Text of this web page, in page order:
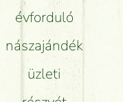
évforduló
nászajándék
üzleti